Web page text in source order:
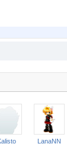
LanaNN